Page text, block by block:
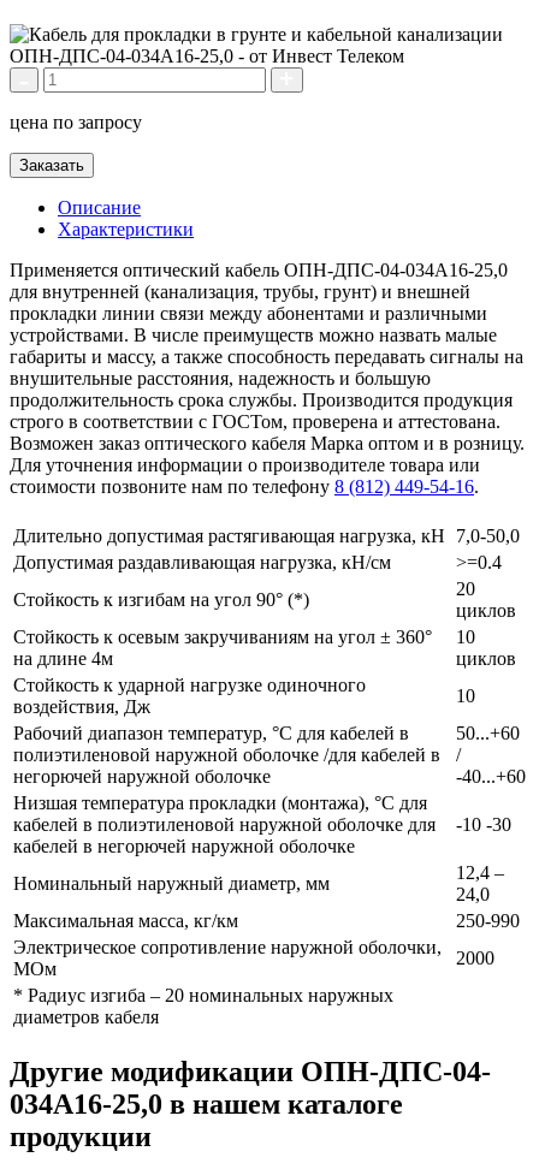
цена по запросу
Заказать
Описание
Характеристики
Применяется оптический кабель ОПН-ДПС-04-034А16-25,0
для внутренней (канализация, трубы, грунт) и внешней
прокладки линии связи между абонентами и различными
устройствами. В числе преимуществ можно назвать малые
габариты и массу, а также способность передавать сигналы на
внушительные расстояния, надежность и большую
продолжительность срока службы. Производится продукция
строго в соответствии с ГОСТом, проверена и аттестована.
Возможен заказ оптического кабеля Марка оптом и в розницу.
Для уточнения информации о производителе товара или
стоимости позвоните нам по телефону 8 (812) 449-54-16.
Длительно допустимая растягивающая нагрузка, кН
7,0-50,0
Допустимая раздавливающая нагрузка, кН/см
>=0.4
Стойкость к изгибам на угол 90° (*)
20
циклов
Стойкость к осевым закручиваниям на угол ± 360°
на длине 4м
10
циклов
Стойкость к ударной нагрузке одиночного
воздействия, Дж
10
Рабочий диапазон температур, °С для кабелей в
полиэтиленовой наружной оболочке /для кабелей в
негорючей наружной оболочке
50...+60
/
-40...+60
Низшая температура прокладки (монтажа), °С для
кабелей в полиэтиленовой наружной оболочке для
кабелей в негорючей наружной оболочке
-10 -30
Номинальный наружный диаметр, мм
12,4 –
24,0
Максимальная масса, кг/км
250-990
Электрическое сопротивление наружной оболочки,
МОм
2000
* Радиус изгиба – 20 номинальных наружных
диаметров кабеля
Другие модификации ОПН-ДПС-04-
034А16-25,0 в нашем каталоге
продукции